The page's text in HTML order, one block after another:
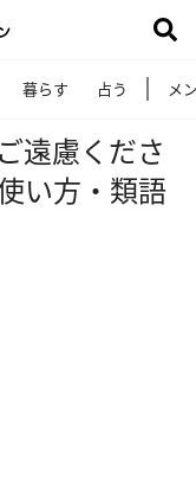
暮らす 占う メ
遠慮くださ
い方・類語